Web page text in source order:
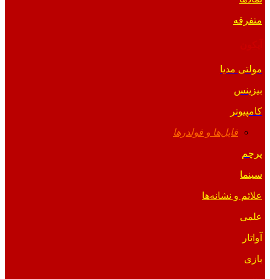
متفرقه
مولتی مدیا
بیزینس
کامپیوتر
فایل‌ها و فولدرها
پرچم
سینما
علائم و نشانه‌ها
علمی
آواتار
بازی